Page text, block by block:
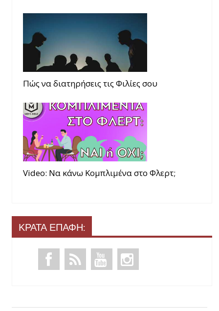
Πώς να διατηρήσεις τις Φιλίες σου
Video: Να κάνω Κομπλιμένα στο Φλερτ;
ΚΡΑΤΑ ΕΠΑΦΗ: